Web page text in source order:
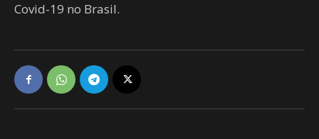
Covid-19 no Brasil.